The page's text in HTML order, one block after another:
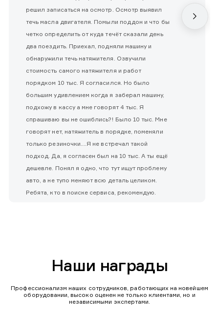
решил записаться на осмотр. Осмотр выявил
течь масла двигателя. Помыли поддон и что бы
четко определить от куда течёт сказали день
два поездить. Приехал, подняли машину и
обнаружили течь натяжителя. Озвучили
стоимость самого натяжителя и работ
порядком 10 тыс. Я согласился. Но было
большим удивлением когда я заберал машину,
подхожу в кассу а мне говорят 4 тыс. Я
спрашиваю вы не ошиблись?! Было 10 тыс. Мне
говорят нет, натяжитель в порядке, поменяли
только резиночки....Я не встречал такой
подход. Да, я согласен был на 10 тыс. А ты ещё
дешевле. Понял я одно, что тут ищут проблему
авто, а не тупо меняют всю деталь целиком.
Ребята, кто в поиске сервиса, рекомендую.
Наши награды
Профессионализм наших сотрудников, работающих на новейшем
оборудовании, высоко оценен не только клиентами, но и
независимыми экспертами.